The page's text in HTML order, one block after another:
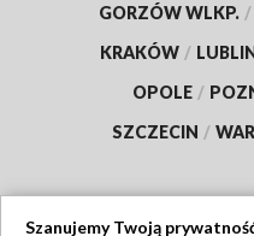
GORZÓW WLKP. /
KRAKÓW /
OPOLE /
SZCZECIN /
Szanujemy Twoją